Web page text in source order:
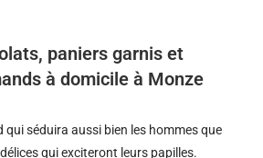
paniers garnis et
à domicile à Monze
qui séduira aussi bien les hommes que
qui exciteront leurs papilles.